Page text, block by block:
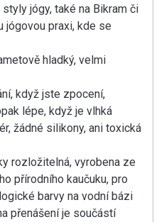
jógy, také na Bikram či
jógovou praxi, kde se
hladký, velmi
když jste zpocení,
lépe, když je vlhká
žádné silikony, ani toxická
rozložitelná, vyrobena ze
přírodního kaučuku, pro
barvy na vodní bázi
přenášení je součástí